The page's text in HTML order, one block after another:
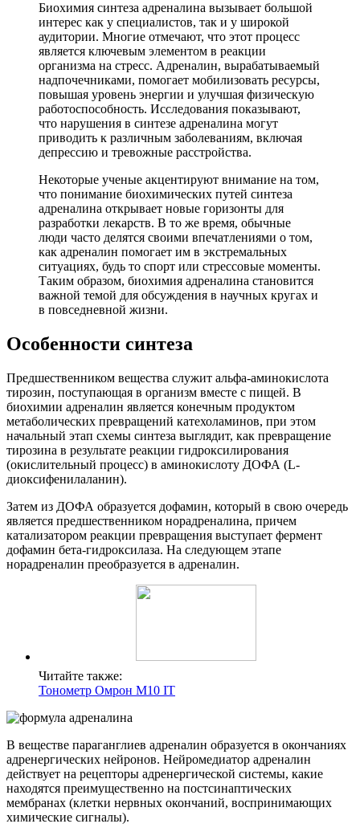
Биохимия синтеза адреналина вызывает большой
интерес как у специалистов, так и у широкой
аудитории. Многие отмечают, что этот процесс
является ключевым элементом в реакции
организма на стресс. Адреналин, вырабатываемый
надпочечниками, помогает мобилизовать ресурсы,
повышая уровень энергии и улучшая физическую
работоспособность. Исследования показывают,
что нарушения в синтезе адреналина могут
приводить к различным заболеваниям, включая
депрессию и тревожные расстройства.
Некоторые ученые акцентируют внимание на том,
что понимание биохимических путей синтеза
адреналина открывает новые горизонты для
разработки лекарств. В то же время, обычные
люди часто делятся своими впечатлениями о том,
как адреналин помогает им в экстремальных
ситуациях, будь то спорт или стрессовые моменты.
Таким образом, биохимия адреналина становится
важной темой для обсуждения в научных кругах и
в повседневной жизни.
Особенности синтеза
Предшественником вещества служит альфа-аминокислота
тирозин, поступающая в организм вместе с пищей. В
биохимии адреналин является конечным продуктом
метаболических превращений катехоламинов, при этом
начальный этап схемы синтеза выглядит, как превращение
тирозина в результате реакции гидроксилирования
(окислительный процесс) в аминокислоту ДОФА (L-
диоксифенилаланин).
Затем из ДОФА образуется дофамин, который в свою очередь
является предшественником норадреналина, причем
катализатором реакции превращения выступает фермент
дофамин бета-гидроксилаза. На следующем этапе
норадреналин преобразуется в адреналин.
Читайте также:
Тонометр Омрон M10 IT
В веществе параганглиев адреналин образуется в окончаниях
адренергических нейронов. Нейромедиатор адреналин
действует на рецепторы адренергической системы, какие
находятся преимущественно на постсинаптических
мембранах (клетки нервных окончаний, воспринимающих
химические сигналы).